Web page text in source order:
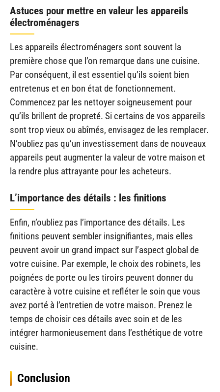
Astuces pour mettre en valeur les appareils
électroménagers
Les appareils électroménagers sont souvent la
première chose que l’on remarque dans une cuisine.
Par conséquent, il est essentiel qu’ils soient bien
entretenus et en bon état de fonctionnement.
Commencez par les nettoyer soigneusement pour
qu’ils brillent de propreté. Si certains de vos appareils
sont trop vieux ou abîmés, envisagez de les remplacer.
N’oubliez pas qu’un investissement dans de nouveaux
appareils peut augmenter la valeur de votre maison et
la rendre plus attrayante pour les acheteurs.
L’importance des détails : les finitions
Enfin, n’oubliez pas l’importance des détails. Les
finitions peuvent sembler insignifiantes, mais elles
peuvent avoir un grand impact sur l’aspect global de
votre cuisine. Par exemple, le choix des robinets, les
poignées de porte ou les tiroirs peuvent donner du
caractère à votre cuisine et refléter le soin que vous
avez porté à l’entretien de votre maison. Prenez le
temps de choisir ces détails avec soin et de les
intégrer harmonieusement dans l’esthétique de votre
cuisine.
Conclusion